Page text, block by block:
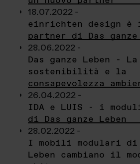
18.07.2022 -
einrichten design è
partner di Das ganze
28.06.2022 -
Das ganze Leben - La
sostenibilità e la
consapevolezza
26.04.2022 -
IDA e LUIS - i
di Das ganze Leben
28.02.2022 -
I mobili modulari di
Leben cambiano il